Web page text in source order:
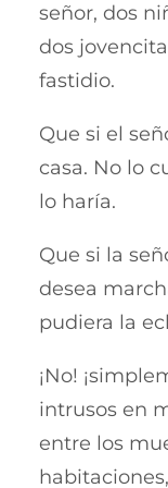
señor, dos
dos
fastidio.
Que si el
casa. No lo
lo haría.
Que si la
desea
pudiera la
¡No!
intrusos en
entre los